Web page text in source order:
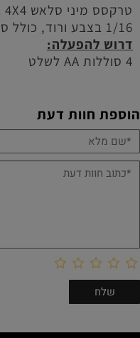
1/16 בצבע ורוד, כולל סוללת ליפו ומטען.
דרוש להפעלה:
4 סוללות AA לשלט
הוספת חוות דעת